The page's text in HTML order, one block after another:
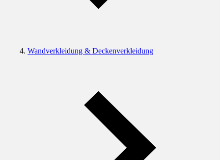
Wandverkleidung & Deckenverkleidung